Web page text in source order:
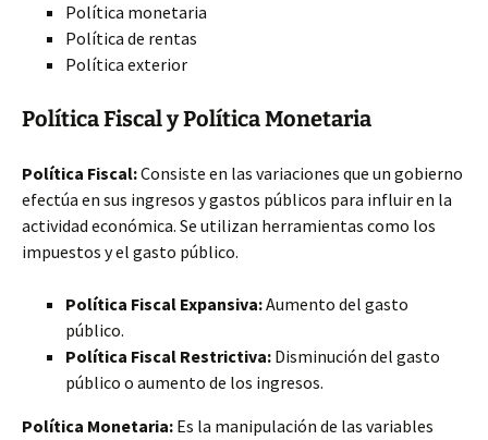
Política monetaria
Política de rentas
Política exterior
Política Fiscal y Política Monetaria
Política Fiscal:Consiste en las variaciones que un gobierno
efectúa en sus ingresos y gastos públicos para influir en la
actividad económica. Se utilizan herramientas como los
impuestos y el gasto público.
Política Fiscal Expansiva:Aumento del gasto
público.
Política Fiscal Restrictiva: Disminución del gasto
público o aumento de los ingresos.
Política Monetaria: Es la manipulación de las variables